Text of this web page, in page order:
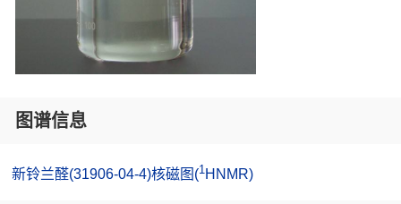
图谱信息
新铃兰醛(31906-04-4)核磁图(1HNMR)